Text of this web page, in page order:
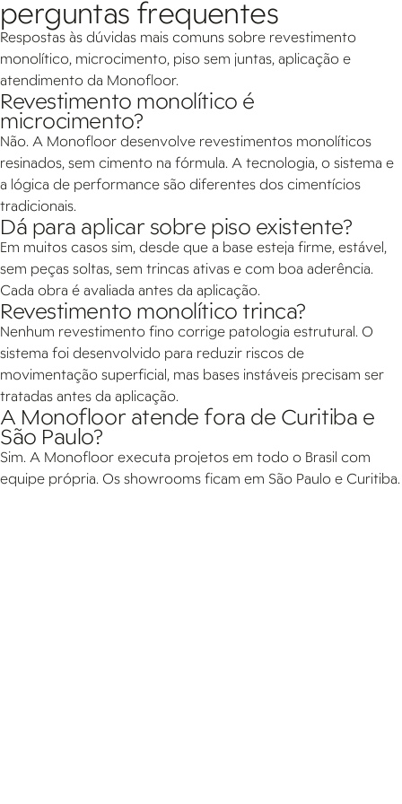
perguntas frequentes
Respostas às dúvidas mais comuns sobre revestimento
monolítico, microcimento, piso sem juntas, aplicação e
atendimento da Monofloor.
Revestimento monolítico é
microcimento?
Não. A Monofloor desenvolve revestimentos monolíticos
resinados, sem cimento na fórmula. A tecnologia, o sistema e
a lógica de performance são diferentes dos cimentícios
tradicionais.
Dá para aplicar sobre piso existente?
Em muitos casos sim, desde que a base esteja firme, estável,
sem peças soltas, sem trincas ativas e com boa aderência.
Cada obra é avaliada antes da aplicação.
Revestimento monolítico trinca?
Nenhum revestimento fino corrige patologia estrutural. O
sistema foi desenvolvido para reduzir riscos de
movimentação superficial, mas bases instáveis precisam ser
tratadas antes da aplicação.
A Monofloor atende fora de Curitiba e
São Paulo?
Sim. A Monofloor executa projetos em todo o Brasil com
equipe própria. Os showrooms ficam em São Paulo e Curitiba.